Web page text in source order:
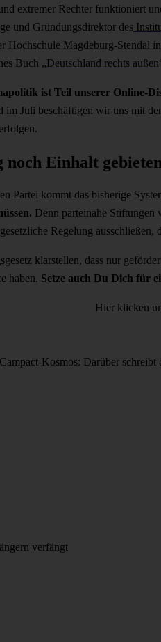
extremer Rechter funktioniert
und Gründungsdirektor des
Hochschule Magdeburg-Stendal
Buch „Deutschland rechts außen
ist Teil unserer Online-
im Juli beschäftigen wir uns mit
Einhalt
Partei kommt das bisherige
Denn parteinahe Stiftungen
Regelung
klarstellen, dass nur
haben. Setze auch Du Dich für
Hier klicken
Kosmos: Darüber schreibt
verfängt